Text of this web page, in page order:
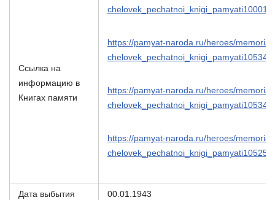
Ссылка на
информацию в
Книгах памяти
https://pamyat-naroda.ru/heroes/memorial-
https://pamyat-naroda.ru/heroes/memorial-
https://pamyat-naroda.ru/heroes/memorial-
Дата выбытия 00.01.1943